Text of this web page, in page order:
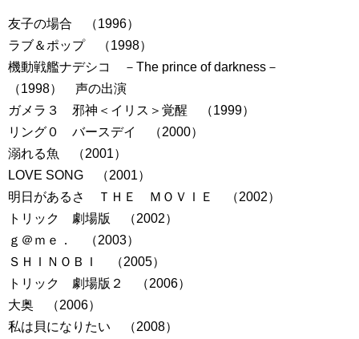
友子の場合 （1996）
ラブ＆ポップ （1998）
機動戦艦ナデシコ －The prince of darkness－
（1998） 声の出演
ガメラ３ 邪神＜イリス＞覚醒 （1999）
リング０ バースデイ （2000）
溺れる魚 （2001）
LOVE SONG （2001）
明日があるさ ＴＨＥ ＭＯＶＩＥ （2002）
トリック 劇場版 （2002）
ｇ＠ｍｅ． （2003）
ＳＨＩＮＯＢＩ （2005）
トリック 劇場版２ （2006）
大奥 （2006）
私は貝になりたい （2008）